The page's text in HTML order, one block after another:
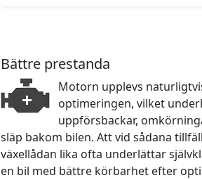
Bättre prestanda
Motorn upplevs
optimeringen, vilket
uppförsbackar,
släp bakom bilen. Att vid sådana
växellådan lika ofta underlättar
en bil med bättre körbarhet efter